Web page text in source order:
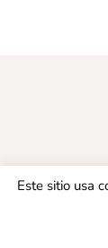
Este sitio usa